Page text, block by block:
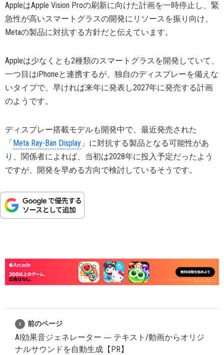
AppleはApple Vision Proの刷新に向けた計画を一時停止し、緊
急性が高いスマートグラスの開発にリソースを振り向け、
Metaの製品に対抗する方針だと伝えています。
Appleは少なくとも2種類のスマートグラスを開発していて、
一つ目はiPhoneと連携するが、独自のディスプレーを備えな
いタイプで、早ければ来年に発表し2027年に発売する計画
のようです。
ディスプレー搭載モデルも開発中で、最近発売された
「Meta Ray-Ban Display 」に対抗する製品となる可能性があ
り、関係者によれば、当初は2028年に投入予定だったよう
ですが、開発を早める方向で検討しているそうです。
前のページ
AI効果音ジェネレーター ― テキスト/動画からオリジ
ナルサウンドを自動生成【PR】